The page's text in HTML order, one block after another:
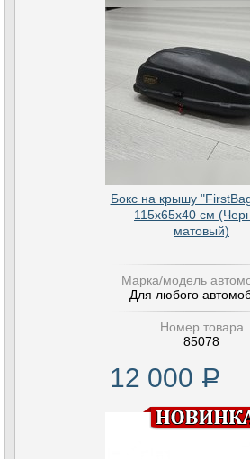
Бокс на крышу
115х65х40 см
матовый)
Марка/модель
Для любого
Номер товара
85078
12 000 Р